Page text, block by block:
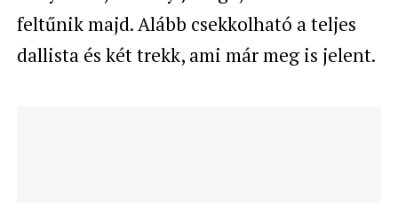
feltűnik majd. Alább csekkolható a teljes
dallista és két trekk, ami már meg is jelent.